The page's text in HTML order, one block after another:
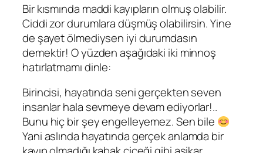
Bir kısmında maddi kayıpların olmuş olabilir.
Ciddi zor durumlara düşmüş olabilirsin. Yine
de şayet ölmediysen iyi durumdasın
demektir! O yüzden aşağıdaki iki minnoş
hatırlatmamı dinle:
Birincisi, hayatında seni gerçekten seven
insanlar hala sevmeye devam ediyorlar!..
Bunu hiç bir şey engelleyemez. Sen bile
Yani aslında hayatında gerçek anlamda bir